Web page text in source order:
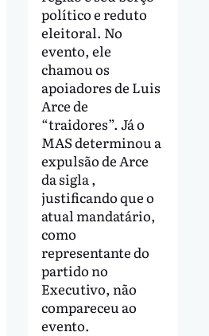
político e reduto
eleitoral. No
evento, ele
chamou os
apoiadores de Luis
Arce de
“traidores”. Já o
MAS determinou a
expulsão de Arce
da sigla ,
justificando que o
atual mandatário,
como
representante do
partido no
Executivo, não
compareceu ao
evento.